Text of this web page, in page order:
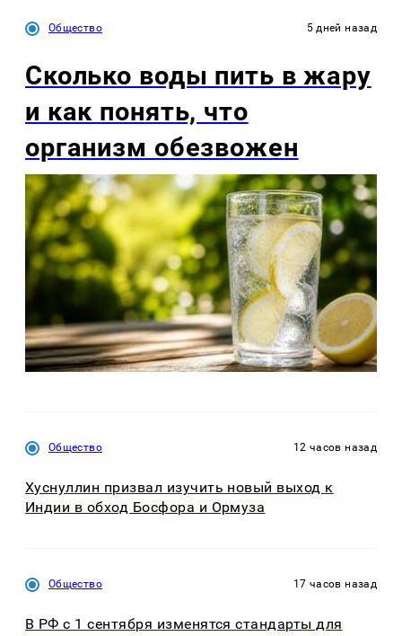
Общество 5 дней назад
Сколько воды пить в жару
и как понять, что
организм обезвожен
Общество 12 часов назад
Хуснуллин призвал изучить новый выход к
Индии в обход Босфора и Ормуза
Общество 17 часов назад
В РФ с 1 сентября изменятся стандарты для